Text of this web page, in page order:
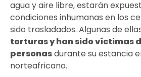
agua y aire libre, estarán
condiciones inhumanas en los
sido trasladados. Algunas de
torturas y han sido víctimas
personasdurante su estancia
norteafricano.